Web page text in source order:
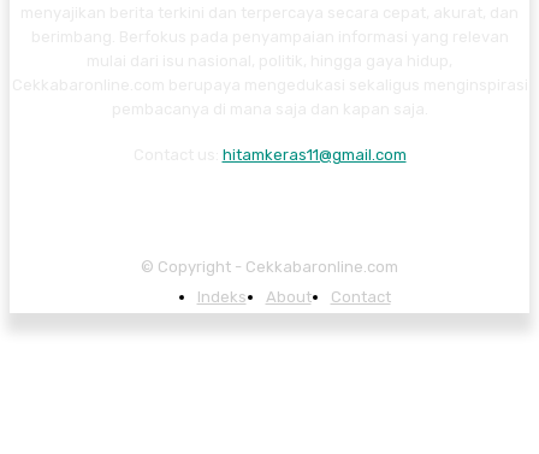
hitamkeras11@gmail.com
© Copyright - Cekkabaronline.com
Indeks
About Contact